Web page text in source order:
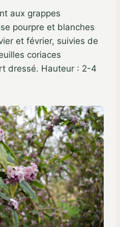
aux grappes
pourpre et blanches
et février, suivies de
coriaces
dressé. Hauteur : 2-4